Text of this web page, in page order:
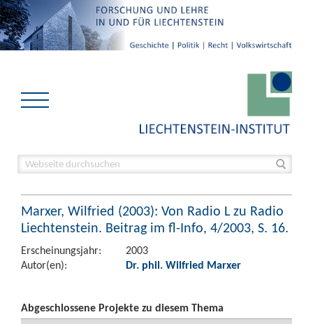
Marxer, Wilfried (2003): Von Radio L zu Radio
Liechtenstein. Beitrag im fl-Info, 4/2003, S. 16.
Erscheinungsjahr:
2003
Autor(en):
Dr. phil. Wilfried Marxer
Abgeschlossene Projekte zu diesem Thema